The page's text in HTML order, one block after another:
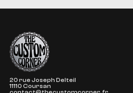
The Custom Corner
20 rue Joseph Delteil
11110 Coursan